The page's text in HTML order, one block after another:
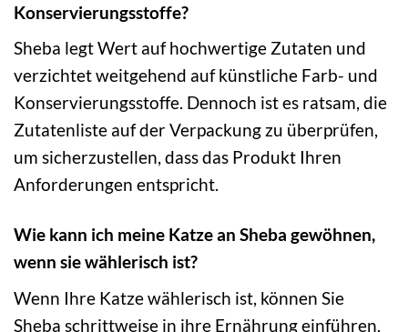
Konservierungsstoffe?
Sheba legt Wert auf hochwertige Zutaten und
verzichtet weitgehend auf künstliche Farb- und
Konservierungsstoffe. Dennoch ist es ratsam, die
Zutatenliste auf der Verpackung zu überprüfen,
um sicherzustellen, dass das Produkt Ihren
Anforderungen entspricht.
Wie kann ich meine Katze an Sheba gewöhnen,
wenn sie wählerisch ist?
Wenn Ihre Katze wählerisch ist, können Sie
Sheba schrittweise in ihre Ernährung einführen.